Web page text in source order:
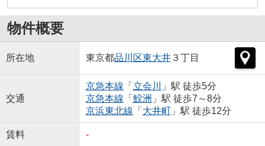
物件概要
所在地 東京都品川区東大井３丁目
交通
京急本線 「 立会川
」駅 徒歩5分
京急本線 「 鮫洲 」駅 徒歩7～8分
京浜東北線 「 大井町」駅 徒歩12分
賃料 -